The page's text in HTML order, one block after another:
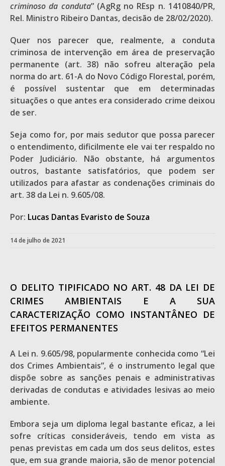
criminoso da conduta” (AgRg no REsp n. 1410840/PR,
Rel. Ministro Ribeiro Dantas, decisão de 28/02/2020).
Quer nos parecer que, realmente, a conduta
criminosa de intervenção em área de preservação
permanente (art. 38) não sofreu alteração pela
norma do art. 61-A do Novo Código Florestal, porém,
é possível sustentar que em determinadas
situações o que antes era considerado crime deixou
de ser.
Seja como for, por mais sedutor que possa parecer
o entendimento, dificilmente ele vai ter respaldo no
Poder Judiciário. Não obstante, há argumentos
outros, bastante satisfatórios, que podem ser
utilizados para afastar as condenações criminais do
art. 38 da Lei n. 9.605/08.
Por: Lucas Dantas Evaristo de Souza
14 de julho de 2021
O DELITO TIPIFICADO NO ART. 48 DA LEI DE
CRIMES AMBIENTAIS E A SUA
CARACTERIZAÇÃO COMO INSTANTÂNEO DE
EFEITOS PERMANENTES
A Lei n. 9.605/98, popularmente conhecida como “Lei
dos Crimes Ambientais”, é o instrumento legal que
dispõe sobre as sanções penais e administrativas
derivadas de condutas e atividades lesivas ao meio
ambiente.
Embora seja um diploma legal bastante eficaz, a lei
sofre críticas consideráveis, tendo em vista as
penas previstas em cada um dos seus delitos, estes
que, em sua grande maioria, são de menor potencial